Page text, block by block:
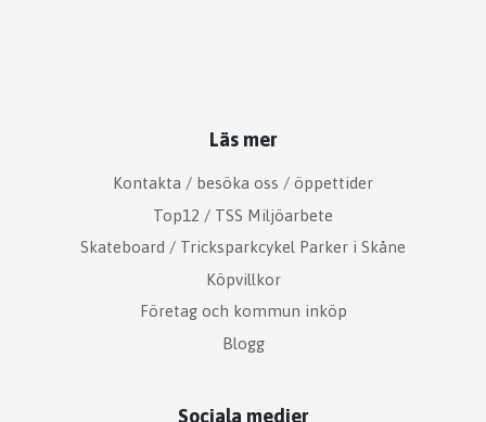
Läs mer
Kontakta / besöka oss / öppettider
Top12 / TSS Miljöarbete
Skateboard / Tricksparkcykel Parker i Skåne
Köpvillkor
Företag och kommun inköp
Blogg
Sociala medier